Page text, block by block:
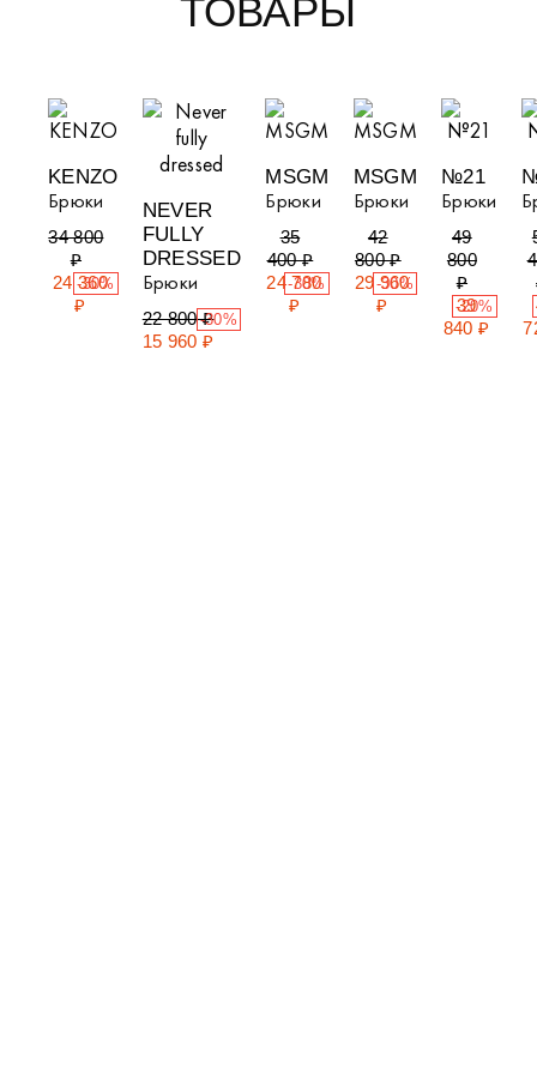
ТОВАРЫ
KENZO
Брюки
34 800
₽
24 360
₽
-30%
NEVER
FULLY
DRESSED
Брюки
22 800 ₽
15 960 ₽
-30%
MSGM
Брюки
35
400 ₽
24 780
₽
-30%
MSGM
Брюки
42
800 ₽
29 960
₽
-30%
№21
Брюки
49
800
₽
39
840 ₽
-20%